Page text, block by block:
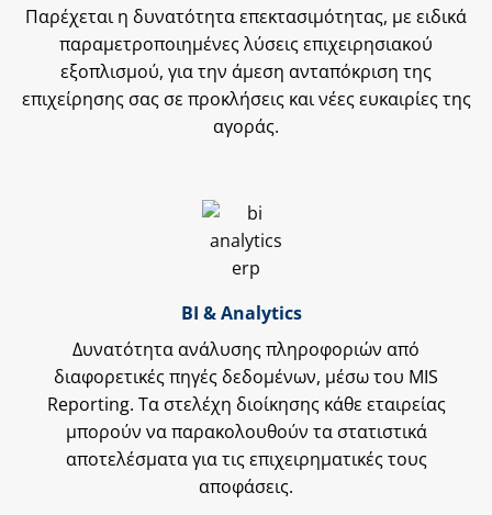
Παρέχεται η δυνατότητα επεκτασιμότητας, με ειδικά
παραμετροποιημένες λύσεις επιχειρησιακού
εξοπλισμού, για την άμεση ανταπόκριση της
επιχείρησης σας σε προκλήσεις και νέες ευκαιρίες της
αγοράς.
BI & Analytics
Δυνατότητα ανάλυσης πληροφοριών από
διαφορετικές πηγές δεδομένων, μέσω του MIS
Reporting. Τα στελέχη διοίκησης κάθε εταιρείας
μπορούν να παρακολουθούν τα στατιστικά
αποτελέσματα για τις επιχειρηματικές τους
αποφάσεις.